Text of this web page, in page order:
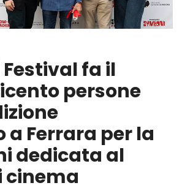
fa il
persone
a Ferrara per la
dedicata al
cinema